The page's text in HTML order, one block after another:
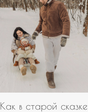
Как в старой сказке